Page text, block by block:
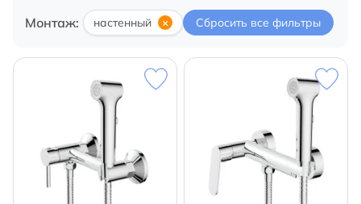
Монтаж: настенный × Сбросить все фильтры